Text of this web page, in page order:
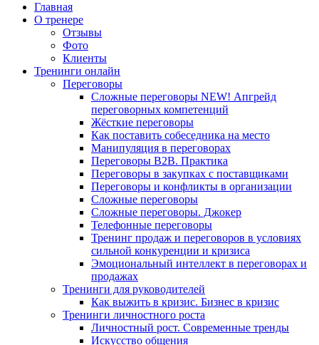
Главная
О тренере
Отзывы
Фото
Клиенты
Тренинги онлайн
Переговоры
Сложные переговоры NEW! Апгрейд
переговорных компетенций
Жёсткие переговоры
Как поставить собеседника на место
Манипуляция в переговорах
Переговоры B2B. Практика
Переговоры в закупках с поставщиками
Переговоры и конфликты в организации
Сложные переговоры
Сложные переговоры. Джокер
Телефонные переговоры
Тренинг продаж и переговоров в условиях
сильной конкуренции и кризиса
Эмоциональный интеллект в переговорах и
продажах
Тренинги для руководителей
Как выжить в кризис. Бизнес в кризис
Тренинги личностного роста
Личностный рост. Современные тренды
Искусство общения